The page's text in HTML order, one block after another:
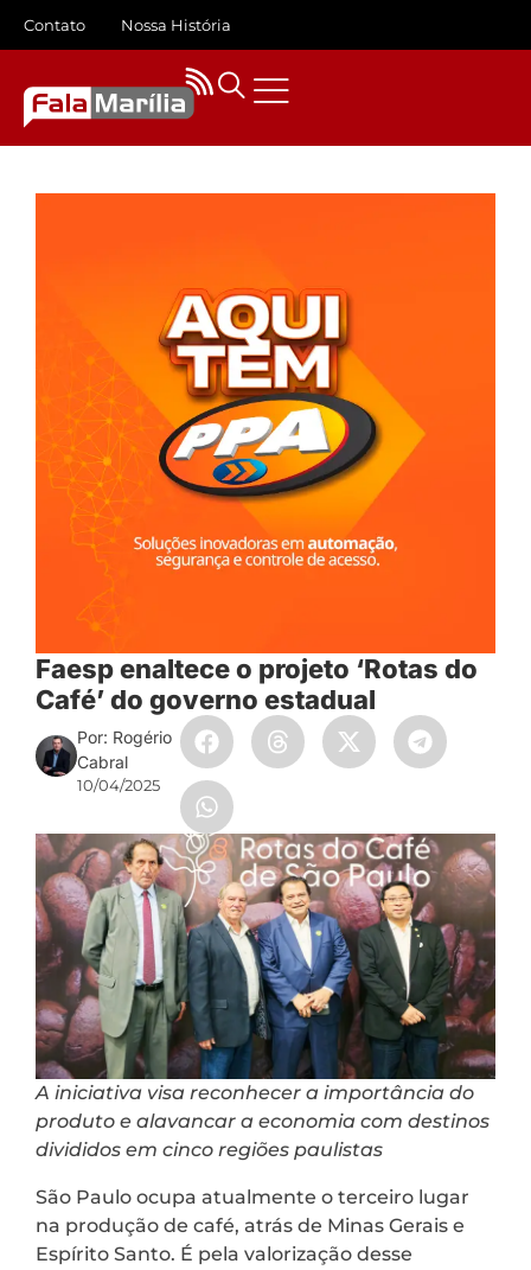
Contato Nossa História
Faesp enaltece o projeto ‘Rotas do
Café’ do governo estadual
Por: Rogério
Cabral
10/04/2025
A iniciativa visa reconhecer a importância do
produto e alavancar a economia com destinos
divididos em cinco regiões paulistas
São Paulo ocupa atualmente o terceiro lugar
na produção de café, atrás de Minas Gerais e
Espírito Santo. É pela valorização desse